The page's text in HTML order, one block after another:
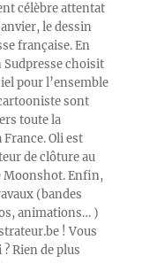
célèbre attentat
le dessin
française. En
Sudpresse choisit
pour l’ensemble
sont
toute la
Oli est
de clôture au
Moonshot. Enfin,
(bandes
animations… )
! Vous
Rien de plus